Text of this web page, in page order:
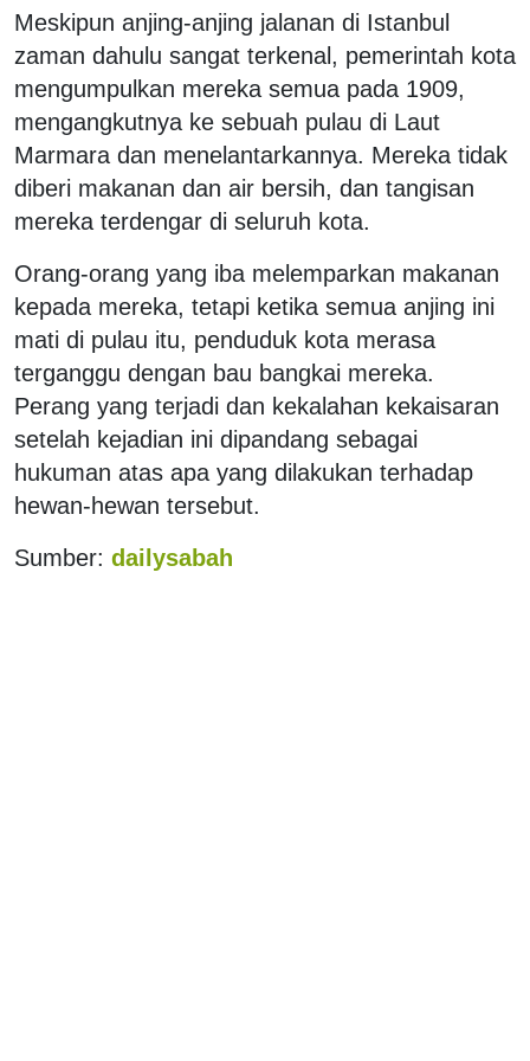
Meskipun anjing-anjing jalanan di Istanbul
zaman dahulu sangat terkenal, pemerintah kota
mengumpulkan mereka semua pada 1909,
mengangkutnya ke sebuah pulau di Laut
Marmara dan menelantarkannya. Mereka tidak
diberi makanan dan air bersih, dan tangisan
mereka terdengar di seluruh kota.
Orang-orang yang iba melemparkan makanan
kepada mereka, tetapi ketika semua anjing ini
mati di pulau itu, penduduk kota merasa
terganggu dengan bau bangkai mereka.
Perang yang terjadi dan kekalahan kekaisaran
setelah kejadian ini dipandang sebagai
hukuman atas apa yang dilakukan terhadap
hewan-hewan tersebut.
Sumber: dailysabah